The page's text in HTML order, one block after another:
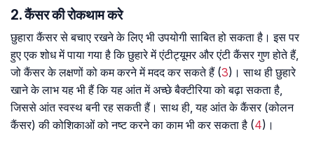
2. कैंसर की रोकथाम करे
छुहारा कैंसर से बचाए रखने के लिए भी उपयोगी साबित हो सकता है। इस पर
हुए एक शोध में पाया गया है कि छुहारे में एंटीट्यूमर और एंटी कैंसर गुण होते हैं,
जो कैंसर के लक्षणों को कम करने में मदद कर सकते हैं (3)। साथ ही छुहारे
खाने के लाभ यह भी हैं कि यह आंत में अच्छे बैक्टीरिया को बढ़ा सकता है,
जिससे आंत स्वस्थ बनी रह सकती हैं। साथ ही, यह आंत के कैंसर (कोलन
कैंसर) की कोशिकाओं को नष्ट करने का काम भी कर सकता है (4)।